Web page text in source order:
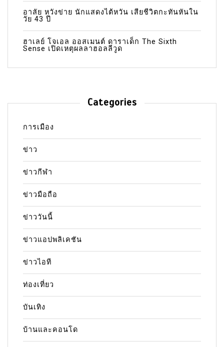
อาลัย หวังข่าย นักแสดงไต้หวัน เสียชีวิตกะทันหันใน
วัย 43 ปี
ฮาเลย์ โจเอล ออสเมนต์ ดาราเด็ก The Sixth
Sense เปิดเหตุผลลาฮอลลีวูด
Categories
การเมือง
ข่าว
ข่าวกีฬา
ข่าวมือถือ
ข่าววันนี้
ข่าวแอปพลิเคชัน
ข่าวไอที
ท่องเที่ยว
บันเทิง
บ้านและคอนโด